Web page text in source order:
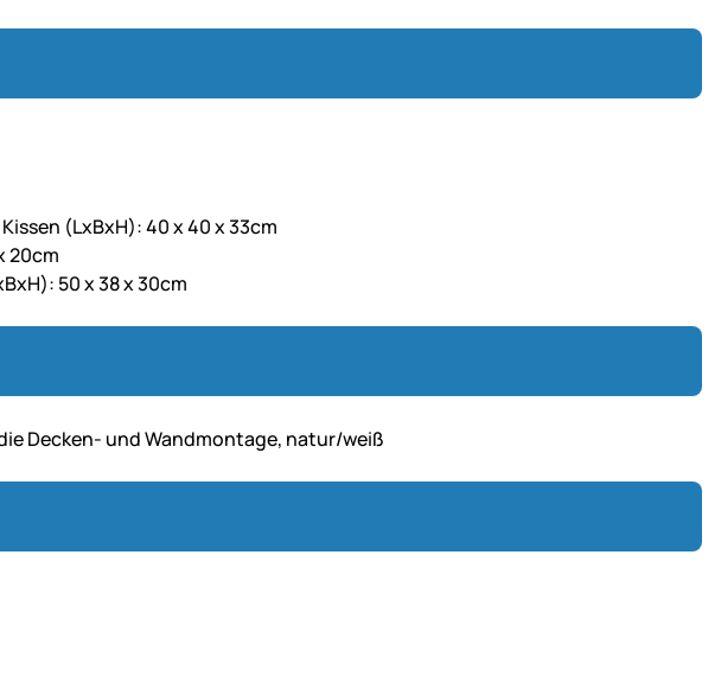
(LxBxH): 40 x 40 x 33cm
20cm
50 x 38 x 30cm
Decken- und Wandmontage, natur/weiß